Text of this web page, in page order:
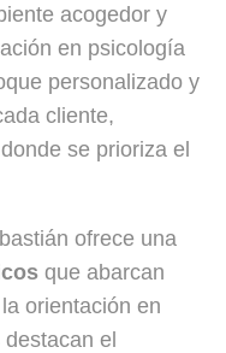
acogedor y
en psicología
personalizado y
cliente,
se prioriza el
ofrece una
que abarcan
orientación en
el